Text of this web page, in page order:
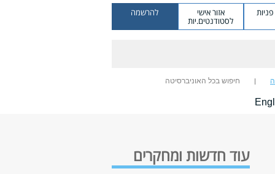
אזור אישי
לסטודנטים.יות
להרשמה
חיפוש בכל האוניברסיטה
עוד חדשות ומחקרים